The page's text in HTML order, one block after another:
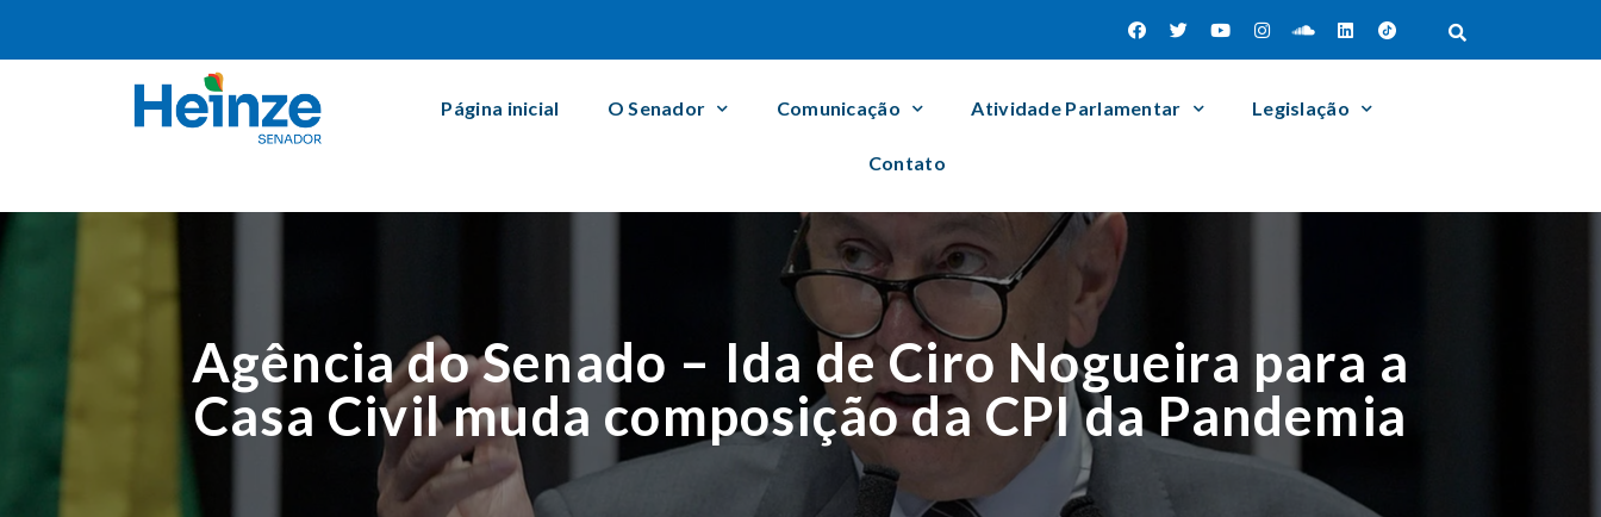
Página inicial O Senador Comunicação Atividade Parlamentar Legislação
Contato
Agência do Senado – Ida de Ciro Nogueira para a
Casa Civil muda composição da CPI da Pandemia